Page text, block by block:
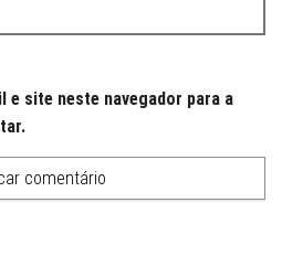
e site neste navegador para a